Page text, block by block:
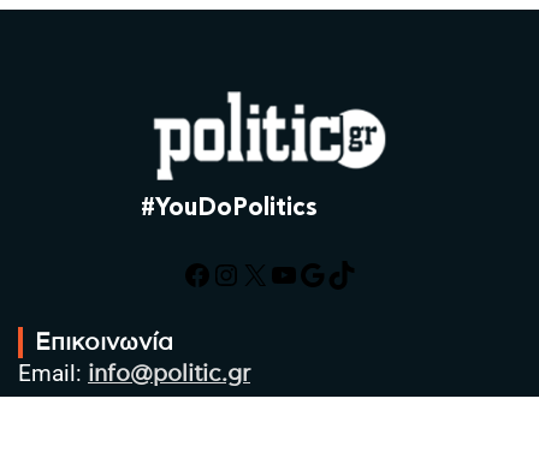
#YouDoPolitics
Facebook
Instagram
X YouTube
Google
TikTok
Επικοινωνία
Email: info@politic.gr
Τηλ: